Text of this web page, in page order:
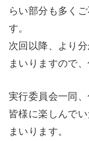
らい部分も多く
す。
次回以降、より
まいりますので
実行委員会一同
皆様に楽しんで
まいります。